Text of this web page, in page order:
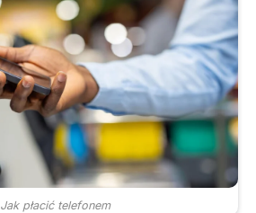
Jak płacić telefonem